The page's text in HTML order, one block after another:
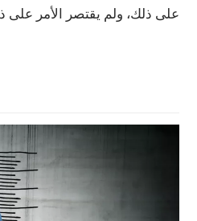
على ذلك، ولم يقتصر الأمر على